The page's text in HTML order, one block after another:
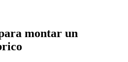
montar un